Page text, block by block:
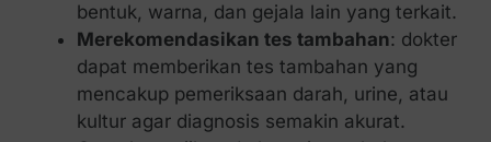
bentuk, warna, dan gejala lain yang terkait.
Merekomendasikan tes tambahan: dokter
dapat memberikan tes tambahan yang
mencakup pemeriksaan darah, urine, atau
kultur agar diagnosis semakin akurat.